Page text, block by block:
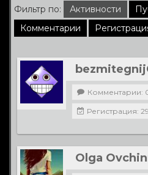
Фильтр по: Активности
Комментарии
Комментарии:
Регистрация:
Olga